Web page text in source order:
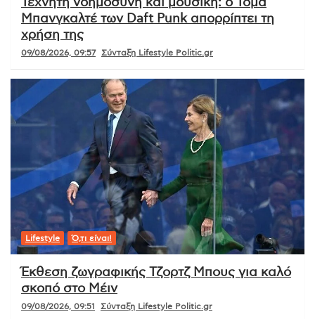
Τεχνητή νοημοσύνη και μουσική: ο Τομά
Μπανγκαλτέ των Daft Punk απορρίπτει τη
χρήση της
09/08/2026, 09:57 Σύνταξη Lifestyle Politic.gr
Lifestyle Ό,τι είναι!
Έκθεση ζωγραφικής Τζορτζ Μπους για καλό
σκοπό στο Μέιν
09/08/2026, 09:51 Σύνταξη Lifestyle Politic.gr